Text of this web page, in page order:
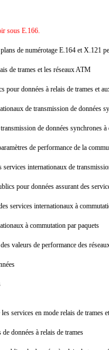
sous E.166.
de numérotage E.164 et X.121
de trames et les réseaux ATM
données à relais de trames et
de transmission de données
de données synchrones
de performance de la
internationaux de
pour données assurant des
services internationaux à
à commutation par paquets
valeurs de performance des
services en mode relais de trames
données à relais de trames